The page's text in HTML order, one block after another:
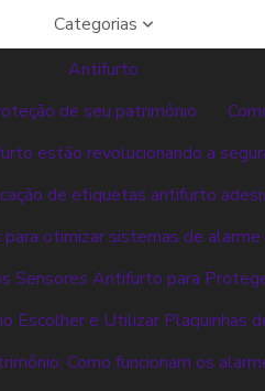
Categorias
Antifurto
de seu patrimônio
estão revolucionando a
de etiquetas antifurto
otimizar sistemas de alarme
Sensores Antifurto para
Escolher e Utilizar Plaquinhas
Como funcionam os